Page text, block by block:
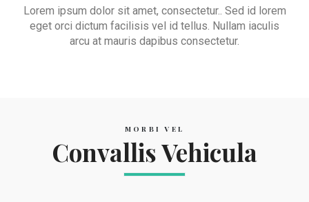
Lorem ipsum dolor sit amet, consectetur.. Sed id lorem
eget orci dictum facilisis vel id tellus. Nullam iaculis
arcu at mauris dapibus consectetur.
MORBI VEL
Convallis Vehicula